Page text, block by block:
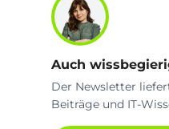
Auch
Der Newsletter
Beiträge und IT-